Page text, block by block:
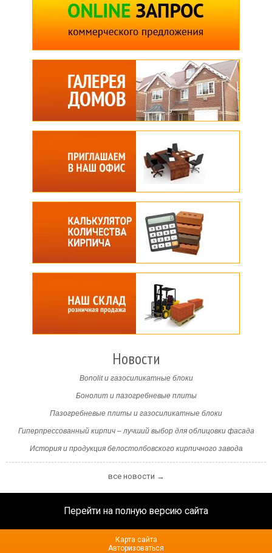
Новости
Bonolit и газосиликатные блоки
Бонолит и пазогребневые плиты
Пазогребневые плиты и газосиликатные блоки
Гиперпрессованный кирпич – лучший выбор для облицовки фасада
История и продукция белостолбовского кирпичного завода
все новости →
Перейти на полную версию сайта
Карта сайта
Авторизоваться